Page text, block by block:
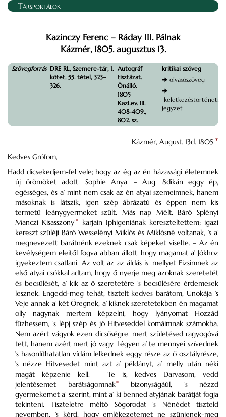
Társportálok
Kazinczy Ferenc – Ráday III. Pálnak
Kázmér, 1805. augusztus 13.
Szövegforrás DRE RL, Szemere-tár, 1.
kötet, 55. tétel, 323–
326.
Autográf
tisztázat.
Önálló.
1805
KazLev. III.
408-409.,
802. sz.
kritikai szöveg
olvasószöveg
keletkezéstörténeti
jegyzet
Kázmér, August. 13d. 1805.*
Kedves Grófom,
Hadd dicsekedjem-fel vele; hogy az ég az én házassági életemnek
új örömöket adott. Sophie Anya. – Aug. 8dikán eggy ép,
egésséges, és a’ mint nem csak az én atyai szemeimnek, hanem
másoknak is látszik, igen szép ábrázatú és éppen nem kis
termetű leánygyermeket szűlt. Más nap Mélt. Báró Splényi
Manczi Kisasszony’*
karjain Iphigeniának kereszteltettem; igazi
kereszt szüléji Báró Wesselényi Miklós és Miklósné voltanak, ’s a’
megnevezett barátnénk ezeknek csak képeket viselte. – Az én
kevélységem eleitől fogva abban állott, hogy magamat a’ Jókhoz
igyekeztem csatlani. Az volt az az áldás is, mellyet Fizsimnek az
első atyai csókkal adtam, hogy ő nyerje meg azoknak szeretetét
és becsűlését, a’ kik az ő szeretetére ’s becsűlésére érdemesek
lesznek. Engedd-meg tehát, tisztelt kedves barátom, Unokája ’s
Veje annak a’ két Öregnek, a’ kiknek szeretetekben én magamat
olly nagynak mertem képzelni, hogy lyányomat Hozzád
fűzhessem, ’s lépj szép és jó Hitveseddel komáimnak számokba.
Nem azért vágyok ezen dicsőségre, mert születésed ragyogóvá
tett, hanem azért mert jó vagy. Légyen a’ te mennyei szívednek
’s hasonlíthatatlan vídám lelkednek eggy része az ő osztályrésze,
’s nézze Hitvesedet mint azt a’ példányt, a’ melly után néki
magát képzenie kell. – Te is, kedves Darvasom, vedd
jelentésemet barátságomnak*
bizonyságáúl, ’s nézzd
gyermekemet a’ szerint, mint a’ ki benned atyjának barátját fogja
tekinteni. Tiszteletre méltó Sógorodat ’s Nénédet tiszteld
nevemben, ’s kérd, hogy emlékezetemet ne szűnjenek-meg